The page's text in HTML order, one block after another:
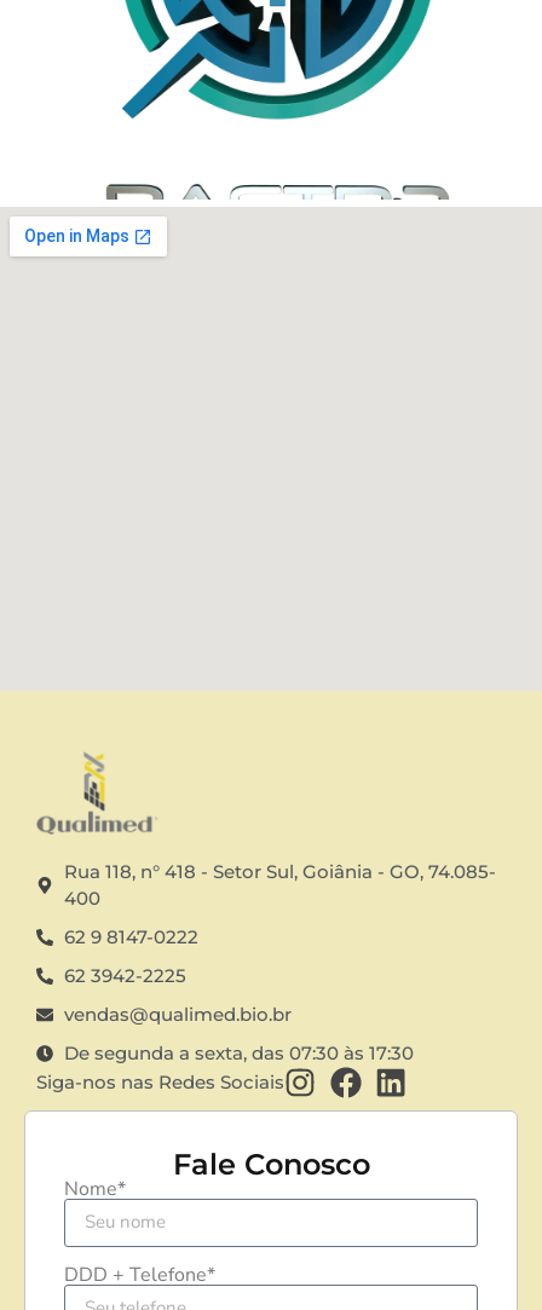
Rua 118, n° 418 - Setor Sul, Goiânia - GO, 74.085-
400
62 9 8147-0222
62 3942-2225
vendas@qualimed.bio.br
De segunda a sexta, das 07:30 às 17:30
Siga-nos nas Redes Sociais
Fale Conosco
Nome*
DDD + Telefone*